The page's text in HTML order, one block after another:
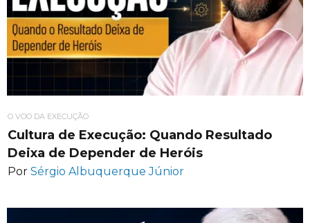
O VOO DA EXECUÇÃO
Cultura de Execução: Quando Resultado
Deixa de Depender de Heróis
Por Sérgio Albuquerque Júnior